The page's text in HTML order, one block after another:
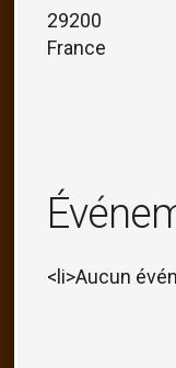
29200
France
<li>Aucun